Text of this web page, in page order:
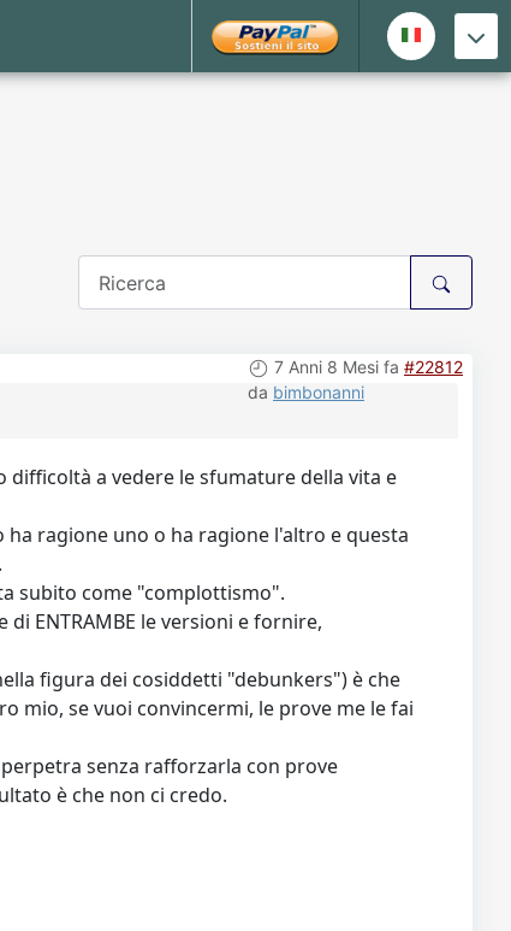
7 Anni 8 Mesi fa #22812
da bimbonanni
difficoltà a vedere le sfumature della vita e
ragione uno o ha ragione l'altro e questa
subito come "complottismo".
ENTRAMBE le versioni e fornire,
figura dei cosiddetti "debunkers") è che
mio, se vuoi convincermi, le prove me le fai
senza rafforzarla con prove
è che non ci credo.